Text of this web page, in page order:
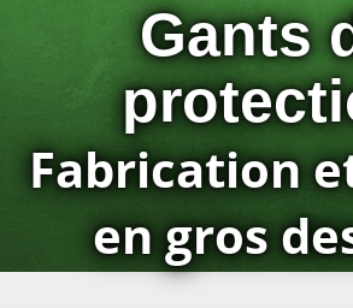
Gants
Fabrication
en gros